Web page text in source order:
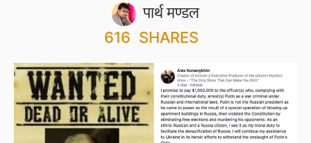
पार्थ मण्डल
616 SHARES